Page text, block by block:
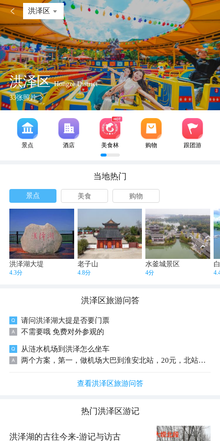
 洪泽区
洪泽区Hongze District
33张照片
景点 酒店 美食林 购物 跟团游
当地热门
景点 美食 购物
洪泽湖大堤
4.3分
老子山
4.8分
水釜城景区
4分
洪泽区旅游问答
请问洪泽湖大提是否要门票
不需要哦 免费对外参观的
从涟水机场到洪泽怎么坐车
两个方案，第一，做机场大巴到淮安北站，20元，北站坐淮洪客运，7元。第二，做出租车，到淮安总站，预计75元左右，还有出租可拼车，价格30元
查看洪泽区旅游问答
热门洪泽区游记
洪泽湖的古往今来-游记与访古